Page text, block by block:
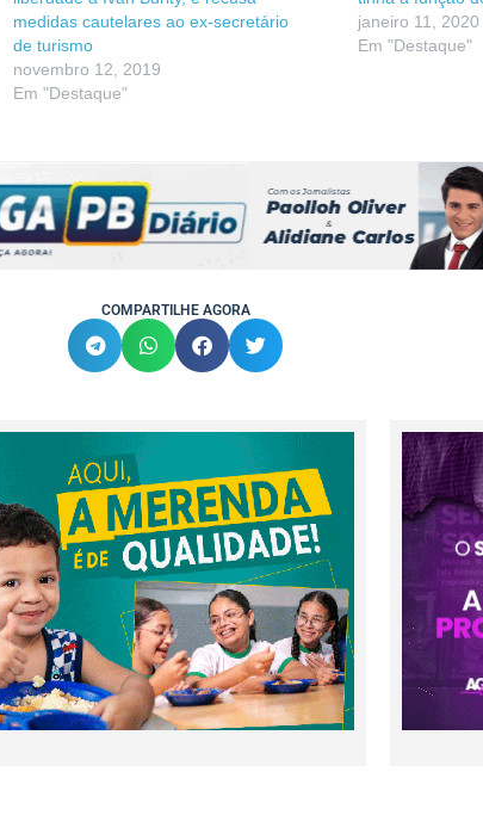
medidas cautelares ao ex-secretário
de turismo
novembro 12, 2019
Em "Destaque"
janeiro 11, 2020
Em "Destaque"
COMPARTILHE AGORA